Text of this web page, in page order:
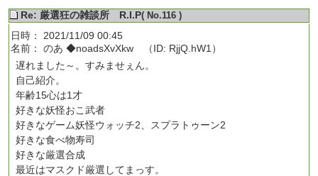
Re: 厳選狂の雑談所 R.I.P( No.116 )
日時： 2021/11/09 00:45
名前： のあ ◆noadsXvXkw （ID: RjjQ.hW1）
遅れました～。すみませぇん。
自己紹介。
年齢15心は1才
好きな妖怪おこ武者
好きなゲーム妖怪ウォッチ2、スプラトゥーン2
好きな食べ物寿司
好きな厳選合成
最近はマスクド厳選してまっす。